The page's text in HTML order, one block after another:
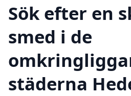
Sök efter en
smed i de
städerna